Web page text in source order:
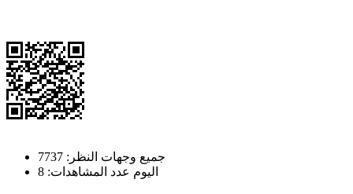
جميع وجهات النظر: 7737
اليوم عدد المشاهدات: 8